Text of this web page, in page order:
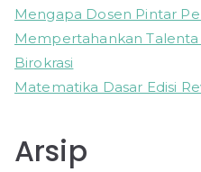
Mengapa Dosen Pintar
Mempertahankan
Birokrasi
Matematika Dasar Edisi
Arsip